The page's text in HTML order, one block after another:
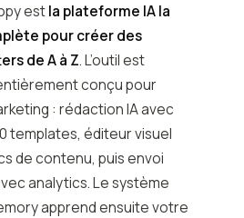
estla plateforme IA la
pour créer des
de A à Z. L’outil est
conçu pour
: rédaction IA avec
templates, éditeur visuel
de contenu, puis envoi
analytics. Le système
apprend ensuite votre